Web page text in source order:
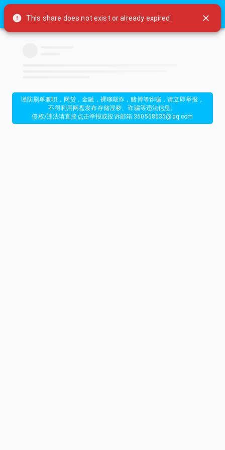
This share does not exist or already expired.
久悠云盘
谨防刷单兼职，网贷，金融，裸聊敲诈，赌博等诈骗，请立即举报，
不得利用网盘发布存储淫秽、诈骗等违法信息。
侵权/违法请直接点击举报或投诉邮箱:360558635@qq.com